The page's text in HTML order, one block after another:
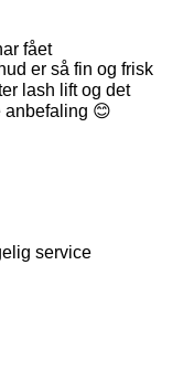
fået
er så fin og frisk
lash lift og det
anbefaling 😊
service